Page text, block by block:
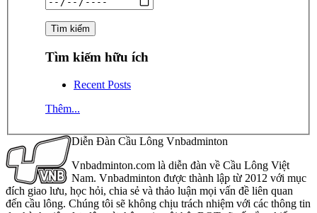
Tìm kiếm hữu ích
Recent Posts
Thêm...
Diễn Đàn Cầu Lông Vnbadminton
Vnbadminton.com là diễn đàn về Cầu Lông Việt
Nam. Vnbadminton được thành lập từ 2012 với mục
đích giao lưu, học hỏi, chia sẻ và thảo luận mọi vấn đề liên quan
đến cầu lông. Chúng tôi sẽ không chịu trách nhiệm với các thông tin